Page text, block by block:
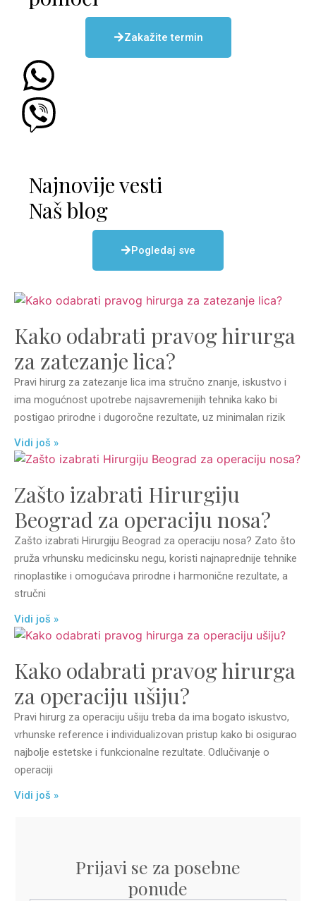
Zakažite termin
Najnovije vesti
Naš blog
Pogledaj sve
Kako odabrati pravog hirurga
za zatezanje lica?
Pravi hirurg za zatezanje lica ima stručno znanje, iskustvo i
ima mogućnost upotrebe najsavremenijih tehnika kako bi
postigao prirodne i dugoročne rezultate, uz minimalan rizik
Vidi još »
Zašto izabrati Hirurgiju
Beograd za operaciju nosa?
Zašto izabrati Hirurgiju Beograd za operaciju nosa? Zato što
pruža vrhunsku medicinsku negu, koristi najnaprednije tehnike
rinoplastike i omogućava prirodne i harmonične rezultate, a
stručni
Vidi još »
Kako odabrati pravog hirurga
za operaciju ušiju?
Pravi hirurg za operaciju ušiju treba da ima bogato iskustvo,
vrhunske reference i individualizovan pristup kako bi osigurao
najbolje estetske i funkcionalne rezultate. Odlučivanje o
operaciji
Vidi još »
Prijavi se za posebne
ponude